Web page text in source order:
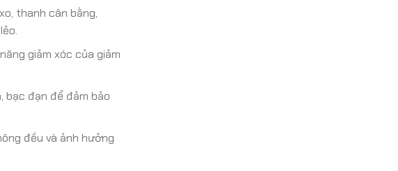
thanh cân bằng,
giảm xóc của giảm
bạc đạn để đảm bảo
đều và ảnh hưởng